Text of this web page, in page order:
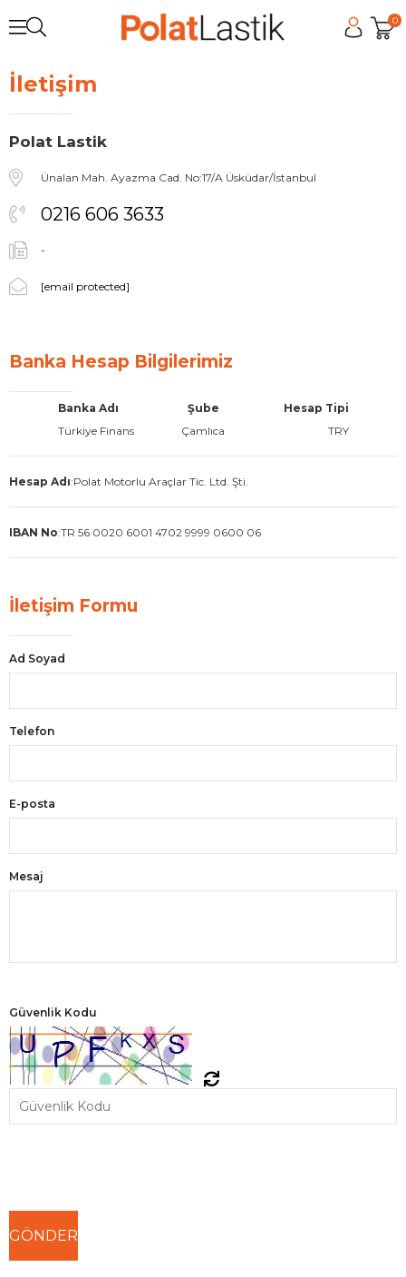
0
İletişim
Polat Lastik
Ünalan Mah. Ayazma Cad. No:17/A Üsküdar/İstanbul
0216 606 3633
-
[email protected]
Banka Hesap Bilgilerimiz
Banka Adı
Türkiye Finans
Şube
Çamlıca
Hesap Tipi
TRY
Hesap Adı:Polat Motorlu Araçlar Tic. Ltd. Şti.
IBAN No:TR 56 0020 6001 4702 9999 0600 06
İletişim Formu
Ad Soyad
Telefon
E-posta
Mesaj
Güvenlik Kodu